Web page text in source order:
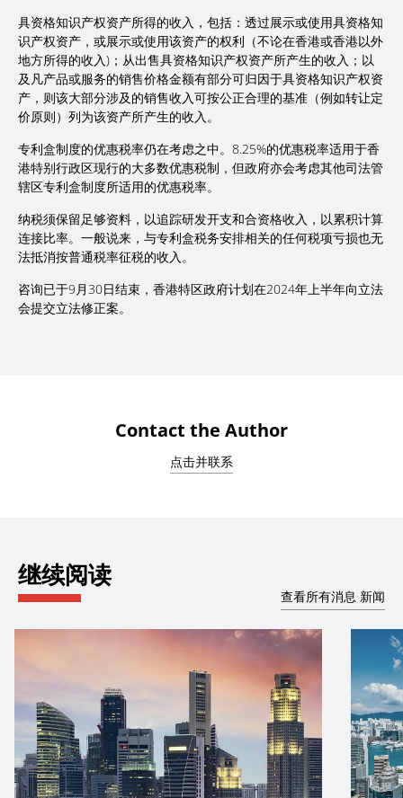
具资格知识产权资产所得的收入，包括：透过展示或使用具资格知
识产权资产，或展示或使用该资产的权利（不论在香港或香港以外
地方所得的收入)；从出售具资格知识产权资产所产生的收入；以
及凡产品或服务的销售价格金额有部分可归因于具资格知识产权资
产，则该大部分涉及的销售收入可按公正合理的基准（例如转让定
价原则）列为该资产所产生的收入。
专利盒制度的优惠税率仍在考虑之中。8.25%的优惠税率适用于香
港特别行政区现行的大多数优惠税制，但政府亦会考虑其他司法管
辖区专利盒制度所适用的优惠税率。
纳税须保留足够资料，以追踪研发开支和合资格收入，以累积计算
连接比率。一般说来，与专利盒税务安排相关的任何税项亏损也无
法抵消按普通税率征税的收入。
咨询已于9月30日结束，香港特区政府计划在2024年上半年向立法
会提交立法修正案。
Contact the Author
点击并联系
继续阅读
查看所有消息 新闻